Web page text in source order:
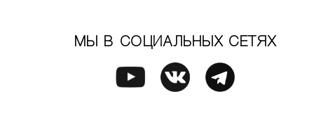
МЫ В СОЦИАЛЬНЫХ СЕТЯХ